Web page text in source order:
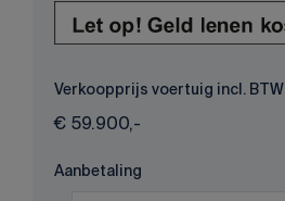
Verkoopprijs voertuig incl. BTW
€ 59.900,-
Aanbetaling